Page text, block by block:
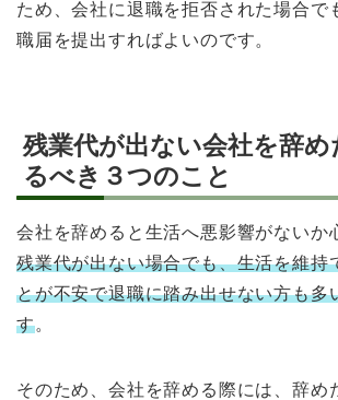
ため、会社に退職を拒否された場合で
職届を提出すればよいのです。
残業代が出ない会社を辞め
るべき３つのこと
会社を辞めると生活へ悪影響がないか
残業代が出ない場合でも、生活を維持
とが不安で退職に踏み出せない方も多
す。
そのため、会社を辞める際には、辞め